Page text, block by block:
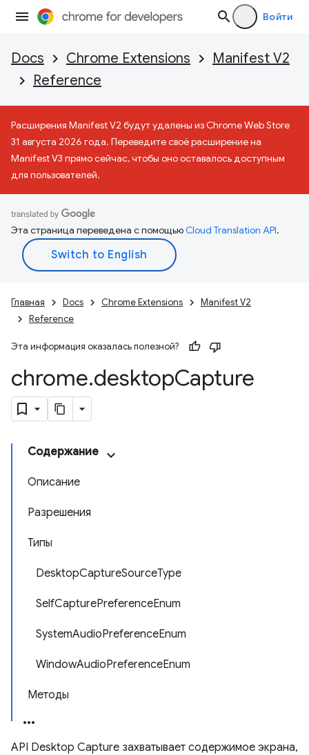
Войти
Docs Chrome Extensions
Manifest V2
Reference
Расширения Manifest V2 будут удалены из Chrome Web Store
31 августа 2026 года. Переведите своё расширение на
Manifest V3 прямо сейчас, чтобы оно оставалось доступным
для пользователей.
Эта страница переведена с помощьюCloud Translation API.
Главная Docs Chrome Extensions
Manifest V2
Reference
Эта информация оказалась полезной?
chrome.desktopCapture
Содержание
Описание
Разрешения
Типы
DesktopCaptureSourceType
SelfCapturePreferenceEnum
SystemAudioPreferenceEnum
WindowAudioPreferenceEnum
Методы
API Desktop Capture захватывает содержимое экрана,